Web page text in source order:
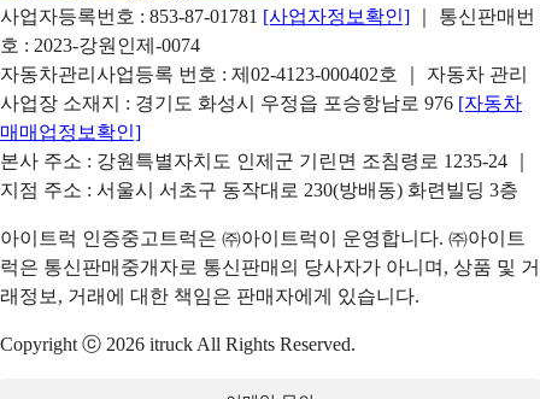
사업자등록번호 : 853-87-01781 [사업자정보확인]
｜ 통신판매번
호 : 2023-강원인제-0074
자동차관리사업등록 번호 : 제02-4123-000402호 ｜ 자동차 관리
사업장 소재지 : 경기도 화성시 우정읍 포승항남로 976 [자동차
매매업정보확인]
본사 주소 : 강원특별자치도 인제군 기린면 조침령로 1235-24 ｜
지점 주소 : 서울시 서초구 동작대로 230(방배동) 화련빌딩 3층
아이트럭 인증중고트럭은 ㈜아이트럭이 운영합니다. ㈜아이트
럭은 통신판매중개자로 통신판매의 당사자가 아니며, 상품 및 거
래정보, 거래에 대한 책임은 판매자에게 있습니다.
Copyright ⓒ 2026 itruck All Rights Reserved.